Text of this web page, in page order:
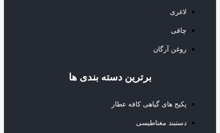
لاغری
چاقی
روغن آرگان
برترین‌ دسته بندی ها
پکیج های گیاهی کافه عطار
دستبند مغناطیسی